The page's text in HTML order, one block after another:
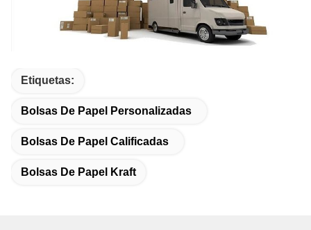
Etiquetas:
Bolsas De Papel Personalizadas
Bolsas De Papel Calificadas
Bolsas De Papel Kraft